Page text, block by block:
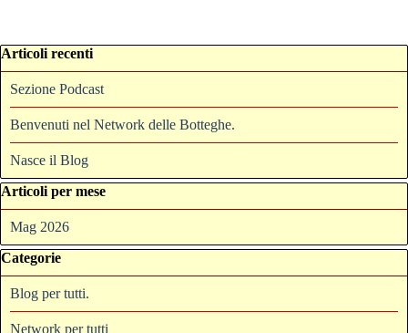
Salta blocco Articoli recenti
Articoli recenti
Sezione Podcast
Benvenuti nel Network delle Botteghe.
Nasce il Blog
Salta blocco Articoli per mese
Articoli per mese
Mag 2026
Salta blocco Categorie
Categorie
Blog per tutti.
Network per tutti